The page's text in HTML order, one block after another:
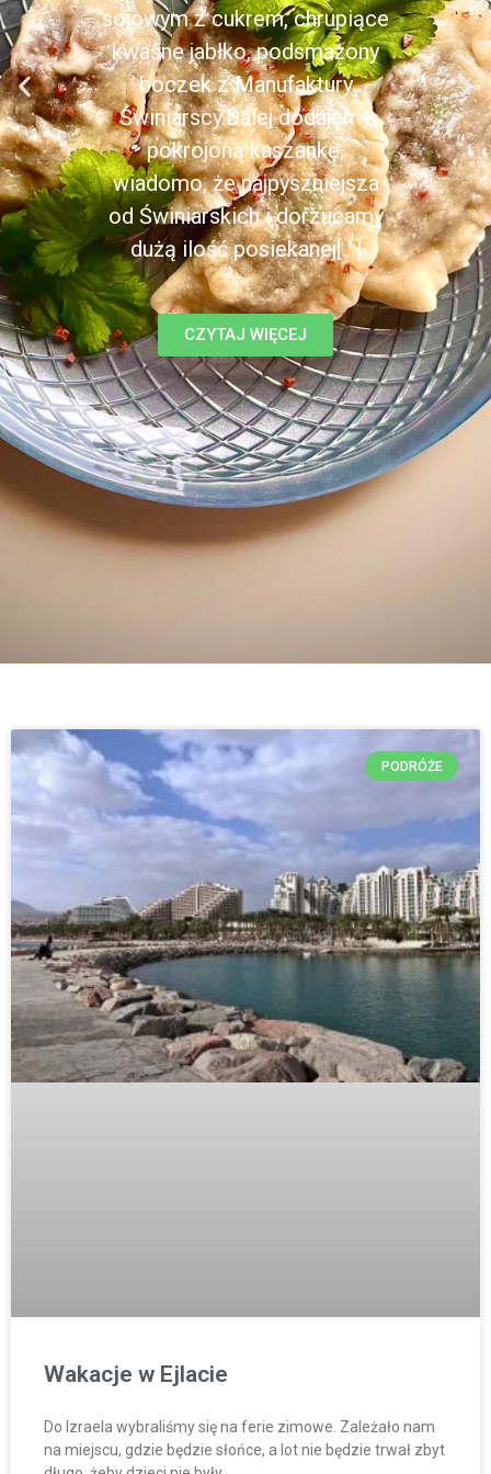
sojowym z cukrem, chrupiące
kwaśne jabłko, podsmażony
boczek z Manufaktury
Świniarscy.Dalej dodajemy
pokrojoną kaszankę,
wiadomo, że najpyszniejsza
od Świniarskich i dorzucamy
dużą ilość posiekanej[...]
CZYTAJ WIĘCEJ
PODRÓŻE
Wakacje w Ejlacie
Do Izraela wybraliśmy się na ferie zimowe. Zależało nam
na miejscu, gdzie będzie słońce, a lot nie będzie trwał zbyt